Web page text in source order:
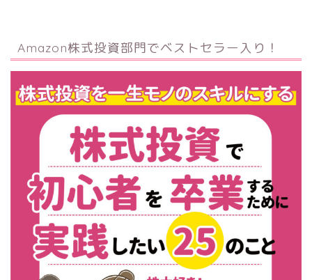
Amazon株式投資部門でベストセラー入り！